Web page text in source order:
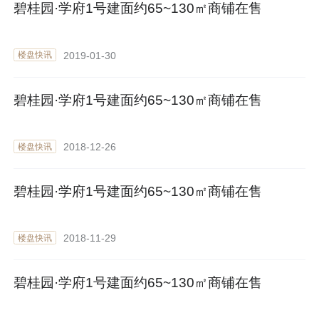
碧桂园·学府1号建面约65~130㎡商铺在售
楼盘快讯 2019-01-30
碧桂园·学府1号建面约65~130㎡商铺在售
楼盘快讯 2018-12-26
碧桂园·学府1号建面约65~130㎡商铺在售
楼盘快讯 2018-11-29
碧桂园·学府1号建面约65~130㎡商铺在售